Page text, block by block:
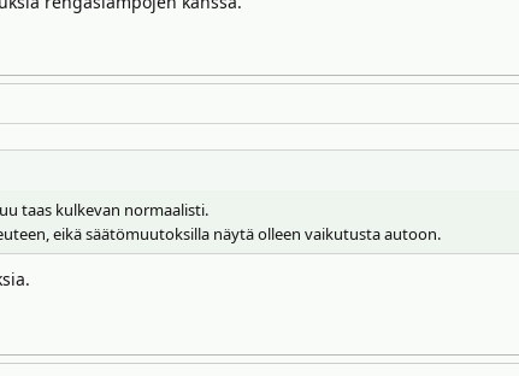
taas kulkevan normaalisti.
eikä säätömuutoksilla näytä olleen vaikutusta autoon.